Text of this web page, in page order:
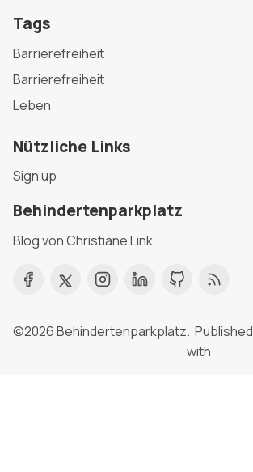
Tags
Barrierefreiheit
Barrierefreiheit
Leben
Nützliche Links
Sign up
Behindertenparkplatz
Blog von Christiane Link
©2026Behindertenparkplatz. Published
with